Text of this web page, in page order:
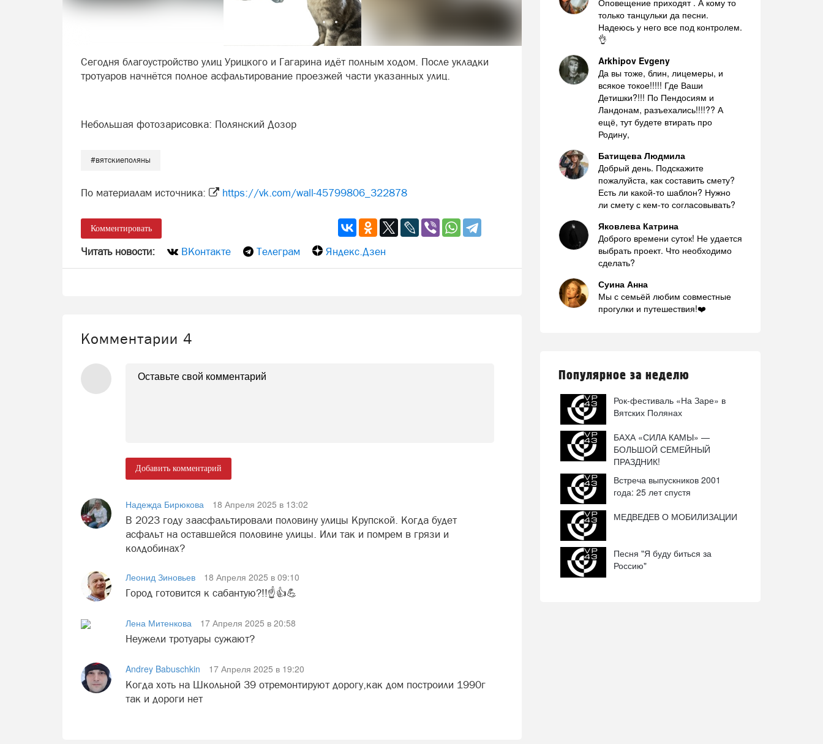
Сегодня благоустройство улиц Урицкого и Гагарина идёт полным ходом. После укладки
тротуаров начнётся полное асфальтирование проезжей части указанных улиц.
Небольшая фотозарисовка: Полянский Дозор
#вятскиеполяны
По материалам источника: https://vk.com/wall-45799806_322878
Комментировать
Читать новости: ВКонтакте Телеграм Яндекс.Дзен
Комментарии 4
Добавить комментарий
Надежда Бирюкова
18 Апреля 2025 в 13:02
В 2023 году заасфальтировали половину улицы Крупской. Когда будет
асфальт на оставшейся половине улицы. Или так и помрем в грязи и
колдобинах?
Леонид Зиновьев
18 Апреля 2025 в 09:10
Город готовится к сабантую?!!☝️👍💪
Лена Митенкова
17 Апреля 2025 в 20:58
Неужели тротуары сужают?
Andrey Babuschkin
17 Апреля 2025 в 19:20
Когда хоть на Школьной 39 отремонтируют дорогу,как дом построили 1990г
так и дороги нет
Оповещение приходят . А кому то
только танцульки да песни.
Надеюсь у него все под контролем.
👌
Arkhipov Evgeny
Да вы тоже, блин, лицемеры, и
всякое токое!!!!! Где Ваши
Детишки?!!! По Пендосиям и
Ландонам, разъехались!!!!?? А
ещё, тут будете втирать про
Родину,
Батищева Людмила
Добрый день. Подскажите
пожалуйста, как составить смету?
Есть ли какой-то шаблон? Нужно
ли смету с кем-то согласовывать?
Яковлева Катрина
Доброго времени суток! Не удается
выбрать проект. Что необходимо
сделать?
Суина Анна
Мы с семьёй любим совместные
прогулки и путешествия!❤️
Популярное за неделю
Рок-фестиваль «На Заре» в
Вятских Полянах
БАХА «СИЛА КАМЫ» —
БОЛЬШОЙ СЕМЕЙНЫЙ
ПРАЗДНИК!
Встреча выпускников 2001
года: 25 лет спустя
МЕДВЕДЕВ О МОБИЛИЗАЦИИ
Песня "Я буду биться за
Россию"